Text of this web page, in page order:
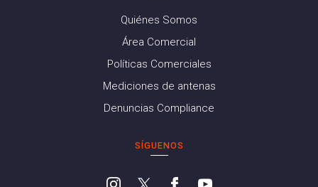
Quiénes Somos
Área Comercial
Políticas Comerciales
Mediciones de antenas
Denuncias Compliance
SÍGUENOS